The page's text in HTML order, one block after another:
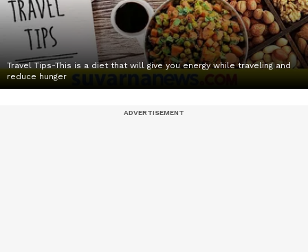
Travel Tips-This is a diet that will give you energy while traveling and
reduce hunger